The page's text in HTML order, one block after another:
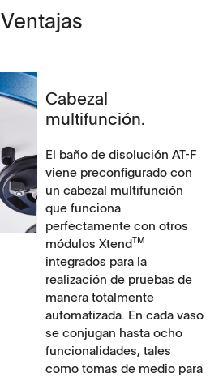
Ventajas
Cabezal
multifunción.
El baño de disolución AT-F
viene preconfigurado con
un cabezal multifunción
que funciona
perfectamente con otros
módulos XtendTM
integrados para la
realización de pruebas de
manera totalmente
automatizada. En cada vaso
se conjugan hasta ocho
funcionalidades, tales
como tomas de medio para